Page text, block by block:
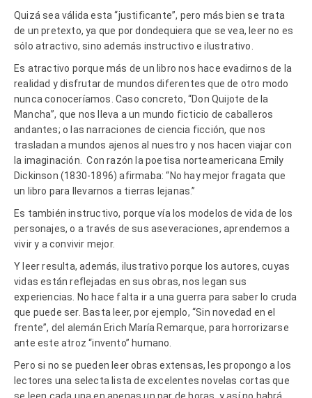
Quizá sea válida esta “justificante”, pero más bien se trata
de un pretexto, ya que por dondequiera que se vea, leer no es
sólo atractivo, sino además instructivo e ilustrativo.
Es atractivo porque más de un libro nos hace evadirnos de la
realidad y disfrutar de mundos diferentes que de otro modo
nunca conoceríamos. Caso concreto, “Don Quijote de la
Mancha”, que nos lleva a un mundo ficticio de caballeros
andantes; o las narraciones de ciencia ficción, que nos
trasladan a mundos ajenos al nuestro y nos hacen viajar con
la imaginación. Con razón la poetisa norteamericana Emily
Dickinson (1830-1896) afirmaba: “No hay mejor fragata que
un libro para llevarnos a tierras lejanas.”
Es también instructivo, porque vía los modelos de vida de los
personajes, o a través de sus aseveraciones, aprendemos a
vivir y a convivir mejor.
Y leer resulta, además, ilustrativo porque los autores, cuyas
vidas están reflejadas en sus obras, nos legan sus
experiencias. No hace falta ir a una guerra para saber lo cruda
que puede ser. Basta leer, por ejemplo, “Sin novedad en el
frente”, del alemán Erich María Remarque, para horrorizarse
ante este atroz “invento” humano.
Pero si no se pueden leer obras extensas, les propongo a los
lectores una selecta lista de excelentes novelas cortas que